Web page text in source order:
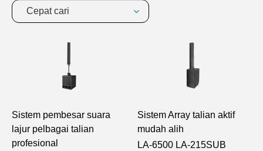
Cepat cari
Sistem pembesar suara
lajur pelbagai talian
profesional
Sistem Array talian aktif
mudah alih
LA-6500 LA-215SUB